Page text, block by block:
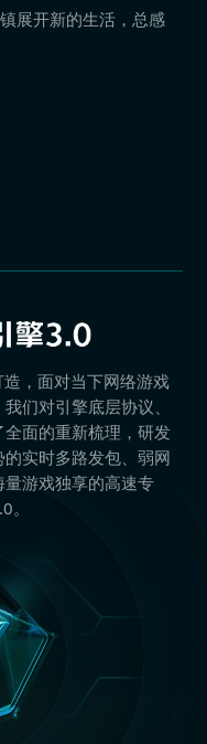
展开新的生活，总感
，面对当下网络游戏
们对引擎底层协议、
面的重新梳理，研发
实时多路发包、弱网
游戏独享的高速专